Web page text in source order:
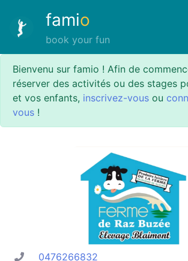
famio
book your fun
Bienvenu sur famio ! Afin de
réserver des activités ou des stages
et vos enfants, inscrivez-vous ou
vous !
0476266832